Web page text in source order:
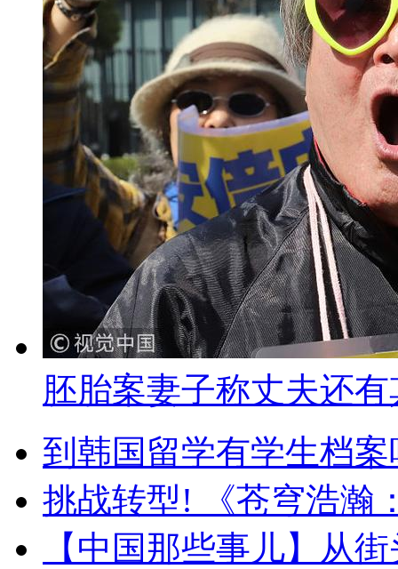
胚胎案妻子称丈夫还
到韩国留学有学生档案
挑战转型! 《苍穹浩瀚
【中国那些事儿】从